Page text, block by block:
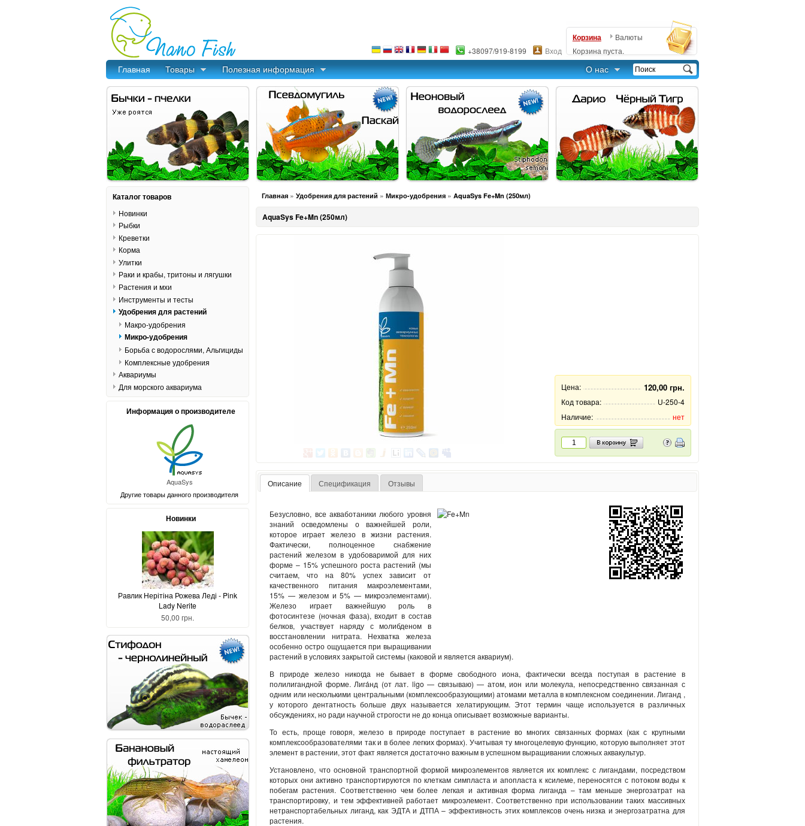
Валюты
Корзина
Корзина пуста.
+38097/919-8199 Вход
Главная Товары Полезная информация О нас
Главная » Удобрения для растений » Микро-удобрения » AquaSys Fe+Mn (250мл)
AquaSys Fe+Mn (250мл)
Цена: 120,00 грн.
Код товара:
U-250-4
Наличие:
нет
Описание Спецификация Отзывы
Безусловно, все акваботаники любого уровня
знаний осведомлены о важнейшей роли,
которое играет железо в жизни растения.
Фактически, полноценное снабжение
растений железом в удобоваримой для них
форме – 15% успешного роста растений (мы
считаем, что на 80% успех зависит от
качественного питания макроэлементами,
15% — железом и 5% — микроэлементами).
Железо играет важнейшую роль в
фотосинтезе (ночная фаза), входит в состав
белков, участвует наряду с молибденом в
восстановлении нитрата. Нехватка железа
особенно остро ощущается при выращивании
растений в условиях закрытой системы (каковой и является аквариум).
В природе железо никогда не бывает в форме свободного иона, фактически всегда поступая в растение в
полилигандной форме. Лига́нд (от лат. ligo — связываю) — атом, ион или молекула, непосредственно связанная с
одним или несколькими центральными (комплексообразующими) атомами металла в комплексном соединении. Лиганд ,
у которого дентатность больше двух называется хелатирующим. Этот термин чаще используется в различных
обсуждениях, но ради научной строгости не до конца описывает возможные варианты.
То есть, проще говоря, железо в природе поступает в растение во многих связанных формах (как с крупными
комплексообразователями так и в более легких формах). Учитывая ту многоцелевую функцию, которую выполняет этот
элемент в растении, этот факт является достаточно важным в успешном выращивании сложных аквакультур.
Установлено, что основной транспортной формой микроэлементов является их комплекс с лигандами, посредством
которых они активно транспортируются по клеткам симпласта и апопласта к ксилеме, переносятся с потоком воды к
побегам растения. Соответственно чем более легкая и активная форма лиганда – там меньше энергозатрат на
транспортировку, и тем эффективней работает микроэлемент. Соответственно при использовании таких массивных
нетранспортабельных лиганд, как ЭДТА и ДТПА – эффективность этих комплексов очень низка и энергозатратна для
растения.
Каталог товаров
Новинки
Рыбки
Креветки
Корма
Улитки
Раки и крабы, тритоны и лягушки
Растения и мхи
Инструменты и тесты
Удобрения для растений
Макро-удобрения
Микро-удобрения
Борьба с водорослями, Альгициды
Комплексные удобрения
Аквариумы
Для морского аквариума
Информация о производителе
AquaSys
Другие товары данного производителя
Новинки
Равлик Нерітіна Рожева Леді - Pink
Lady Nerite
50,00 грн.